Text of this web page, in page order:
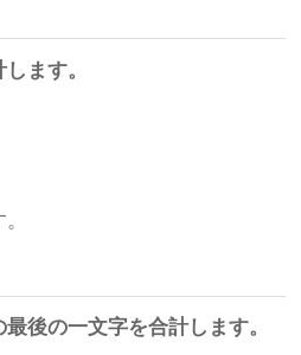
ます。
後の一文字を合計します。